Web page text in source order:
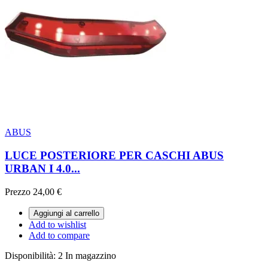
ABUS
LUCE POSTERIORE PER CASCHI ABUS
URBAN I 4.0...
Prezzo 24,00 €
Aggiungi al carrello
Add to wishlist
Add to compare
Disponibilità: 2 In magazzino